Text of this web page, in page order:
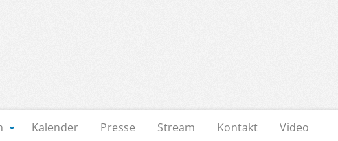
Kalender Presse Stream Kontakt Video